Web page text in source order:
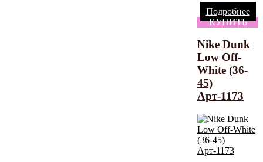
Подробнее
КУПИТЬ
Nike Dunk
Low Off-
White (36-
45)
Арт-1173